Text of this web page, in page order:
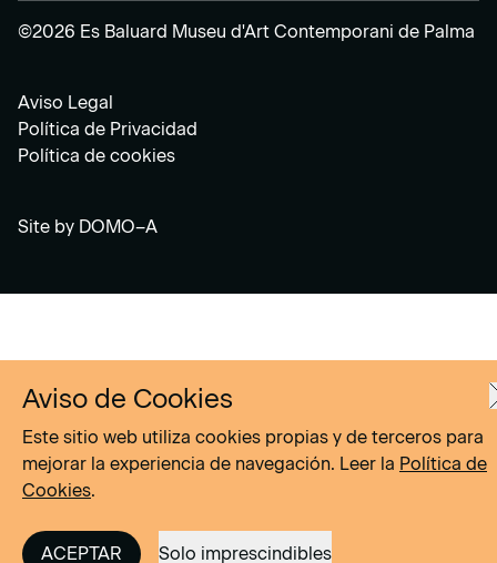
©2026 Es Baluard Museu d'Art Contemporani de Palma
Aviso Legal
Política de Privacidad
Política de cookies
Site by DOMO–A
Aviso de Cookies
Este sitio web utiliza cookies propias y de terceros para
mejorar la experiencia de navegación. Leer la Política de
Cookies.
ACEPTAR Solo imprescindibles